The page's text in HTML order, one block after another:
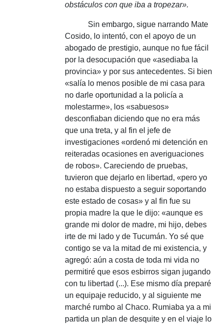
obstáculos con que iba a tropezar».
Sin embargo, sigue narrando Mate
Cosido, lo intentó, con el apoyo de un
abogado de prestigio, aunque no fue fácil
por la desocupación que «asediaba la
provincia» y por sus antecedentes. Si bien
«salía lo menos posible de mi casa para
no darle oportunidad a la policía a
molestarme», los «sabuesos»
desconfiaban diciendo que no era más
que una treta, y al fin el jefe de
investigaciones «ordenó mi detención en
reiteradas ocasiones en averiguaciones
de robos». Careciendo de pruebas,
tuvieron que dejarlo en libertad, «pero yo
no estaba dispuesto a seguir soportando
este estado de cosas» y al fin fue su
propia madre la que le dijo: «aunque es
grande mi dolor de madre, mi hijo, debes
irte de mi lado y de Tucumán. Yo sé que
contigo se va la mitad de mi existencia, y
agregó: aún a costa de toda mi vida no
permitiré que esos esbirros sigan jugando
con tu libertad (...). Ese mismo día preparé
un equipaje reducido, y al siguiente me
marché rumbo al Chaco. Rumiaba ya a mi
partida un plan de desquite y en el viaje lo